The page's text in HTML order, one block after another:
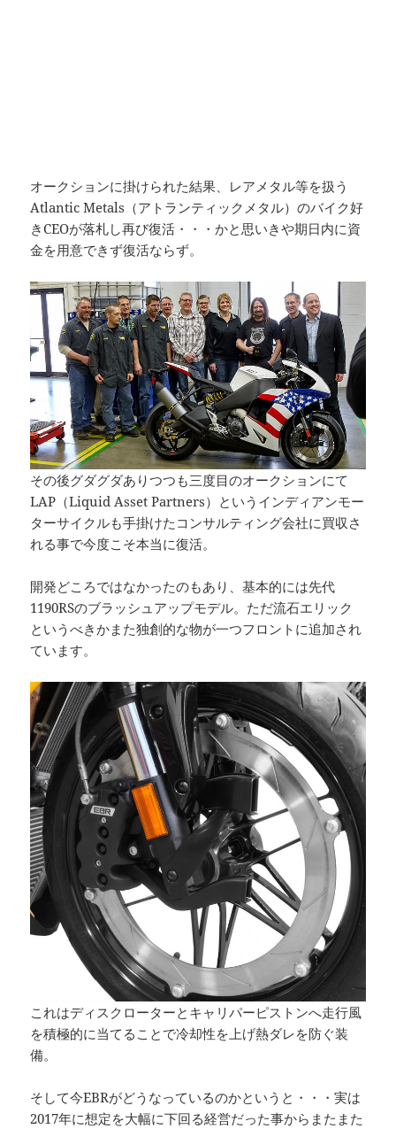
オークションに掛けられた結果、レアメタル等を扱う
Atlantic Metals（アトランティックメタル）のバイク好
きCEOが落札し再び復活・・・かと思いきや期日内に資
金を用意できず復活ならず。
その後グダグダありつつも三度目のオークションにて
LAP（Liquid Asset Partners）というインディアンモー
ターサイクルも手掛けたコンサルティング会社に買収さ
れる事で今度こそ本当に復活。
開発どころではなかったのもあり、基本的には先代
1190RSのブラッシュアップモデル。ただ流石エリック
というべきかまた独創的な物が一つフロントに追加され
ています。
これはディスクローターとキャリパーピストンへ走行風
を積極的に当てることで冷却性を上げ熱ダレを防ぐ装
備。
そして今EBRがどうなっているのかというと・・・実は
2017年に想定を大幅に下回る経営だった事からまたまた